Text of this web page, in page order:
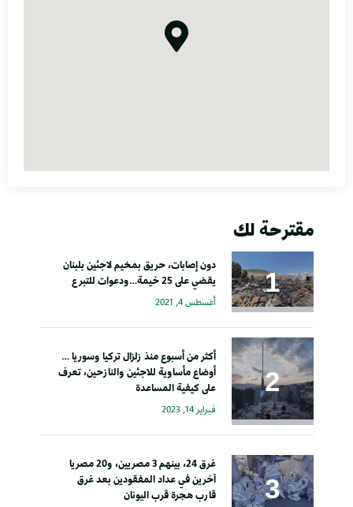
مقترحة لك
دون إصابات، حريق بمخيم لاجئين بلبنان
يقضي على 25 خيمة…ودعوات للتبرع
أغسطس 4, 2021
أكثر من أسبوع منذ زلزال تركيا وسوريا …
أوضاع مأساوية للاجئين والنازحين، تعرف
على كيفية المساعدة
فبراير 14, 2023
غرق 24، بينهم 3 مصريين، و20 مصريا
آخرين في عداد المفقودين بعد غرق
قارب هجرة قرب اليونان